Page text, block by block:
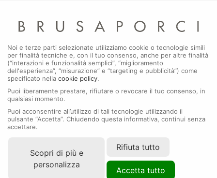
Menu
Nuovi modelli 2026
Noi e terze parti selezionate utilizziamo cookie o tecnologie simili
per finalità tecniche e, con il tuo consenso, anche per altre finalità
(“interazioni e funzionalità semplici”, “miglioramento
dell'esperienza”, “misurazione” e “targeting e pubblicità”) come
specificato nella cookie policy.
Puoi liberamente prestare, rifiutare o revocare il tuo consenso, in
qualsiasi momento.
Puoi acconsentire all’utilizzo di tali tecnologie utilizzando il
pulsante “Accetta”. Chiudendo questa informativa, continui senza
accettare.
Scopri di più e
personalizza
Rifiuta tutto
Accetta tutto